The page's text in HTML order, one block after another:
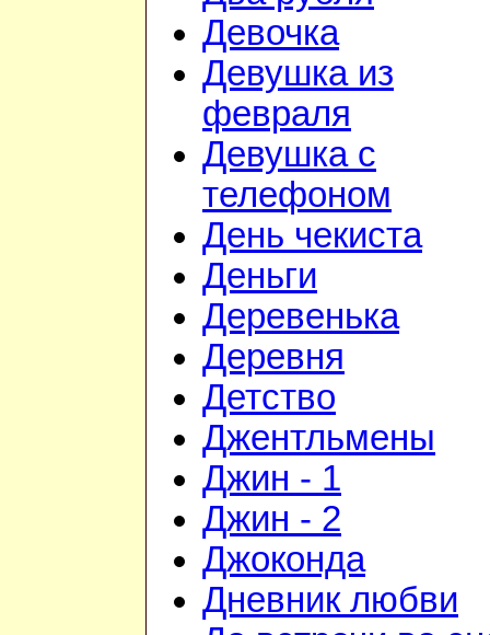
Девочка
Девушка из
февраля
Девушка с
телефоном
День чекиста
Деньги
Деревенька
Деревня
Детство
Джентльмены
Джин - 1
Джин - 2
Джоконда
Дневник любви